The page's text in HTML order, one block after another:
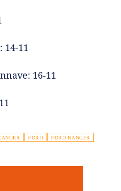
14-11
16-11
FORD FORD RANGER